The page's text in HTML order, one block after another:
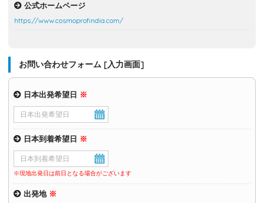
公式ホームページ
https://www.cosmoprofindia.com/
お問い合わせフォーム [入力画面]
日本出発希望日 ※
日本到着希望日 ※
※現地出発日は前日となる場合がございます
出発地 ※